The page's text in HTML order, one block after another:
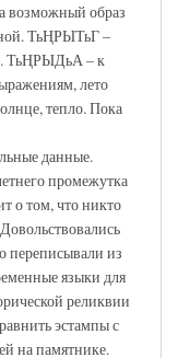
возможный образ
ТьҢРЫТьГ –
ТьҢРЫДьА – к
лето
тепло. Пока
данные.
промежутка
о том, что никто
переписывали из
языки для
реликвии
эстампы с
на памятнике.